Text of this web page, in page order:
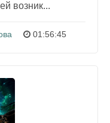
возник...
01:56:45